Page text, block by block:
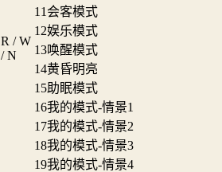
R / W
/ N
11 会客模式
12娱乐模式
13唤醒模式
14黄昏明亮
15助眠模式
16我的模式-情景1
17我的模式-情景2
18我的模式-情景3
19我的模式-情景4